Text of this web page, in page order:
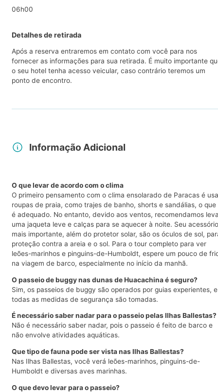
06h00
Detalhes de retirada
Após a reserva entraremos em contato com você para nos
fornecer as informações para sua retirada. É muito importante
o seu hotel tenha acesso veicular, caso contrário teremos um
ponto de encontro.
Informação Adicional
O que levar de acordo com o clima
O primeiro pensamento com o clima ensolarado de Paracas é
roupas de praia, como trajes de banho, shorts e sandálias, o que
é adequado. No entanto, devido aos ventos, recomendamos
uma jaqueta leve e calças para se aquecer à noite. Seu acessório
mais importante, além do protetor solar, são os óculos de sol,
proteção contra a areia e o sol. Para o tour completo para ver
leões-marinhos e pinguins-de-Humboldt, espere um pouco de
na viagem de barco, especialmente no início da manhã.
O passeio de buggy nas dunas de Huacachina é seguro?
Sim, os passeios de buggy são operados por guias experientes, e
todas as medidas de segurança são tomadas.
É necessário saber nadar para o passeio pelas Ilhas Ballestas?
Não é necessário saber nadar, pois o passeio é feito de barco e
não envolve atividades aquáticas.
Que tipo de fauna pode ser vista nas Ilhas Ballestas?
Nas Ilhas Ballestas, você verá leões-marinhos, pinguins-de-
Humboldt e diversas aves marinhas.
O que devo levar para o passeio?